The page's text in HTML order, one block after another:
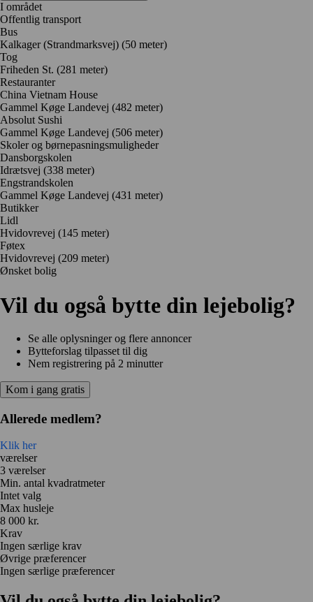
I området
Offentlig transport
Bus
Kalkager (Strandmarksvej) (50 meter)
Tog
Friheden St. (281 meter)
Restauranter
China Vietnam House
Gammel Køge Landevej (482 meter)
Absolut Sushi
Gammel Køge Landevej (506 meter)
Skoler og børnepasningsmuligheder
Dansborgskolen
Idrætsvej (338 meter)
Engstrandskolen
Gammel Køge Landevej (431 meter)
Butikker
Lidl
Hvidovrevej (145 meter)
Føtex
Hvidovrevej (209 meter)
Ønsket bolig
Vil du også bytte din lejebolig?
Se alle oplysninger og flere annoncer
Bytteforslag tilpasset til dig
Nem registrering på 2 minutter
Kom i gang gratis
Allerede medlem?
Klik her
værelser
3 værelser
Min. antal kvadratmeter
Intet valg
Max husleje
8 000 kr.
Krav
Ingen særlige krav
Øvrige præferencer
Ingen særlige præferencer